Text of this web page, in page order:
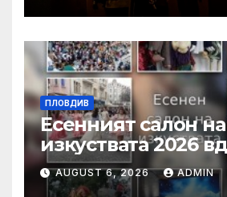
ПЛОВДИВ
Есенният салон на
изкуствата 2026
завеса в Пловдив
културна
AUGUST 6, 2026 ADMIN